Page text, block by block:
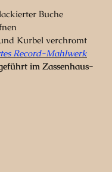
Buche
Kurbel verchromt
Record-Mahlwerk
im Zassenhaus-